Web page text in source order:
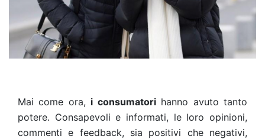
Mai come ora, i consumatorihanno avuto tanto
potere. Consapevoli e informati, le loro opinioni,
commenti e feedback, sia positivi che negativi,